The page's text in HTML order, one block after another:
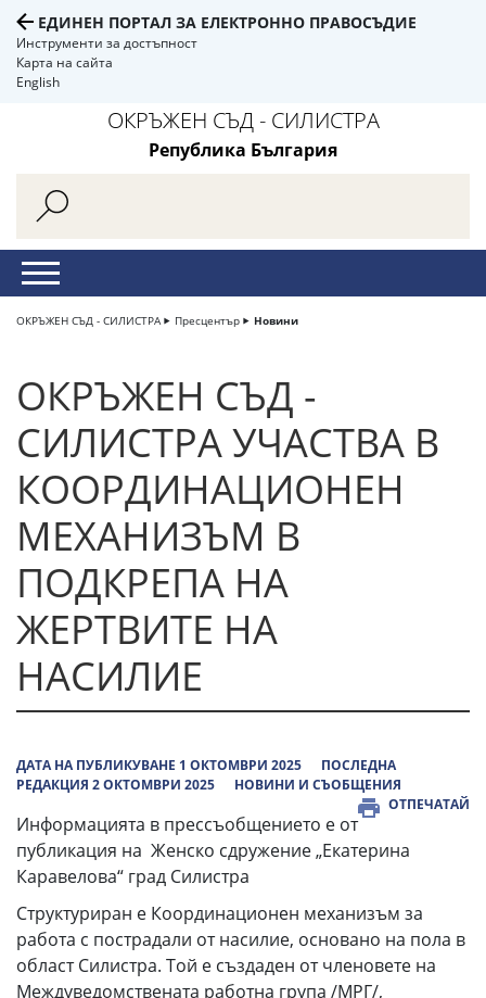
ЕДИНЕН ПОРТАЛ ЗА ЕЛЕКТРОННО ПРАВОСЪДИЕ
Инструменти за достъпност
Карта на сайта
English
ОКРЪЖЕН СЪД - СИЛИСТРА
Република България
ОКРЪЖЕН СЪД - СИЛИСТРА Пресцентър Новини
ОКРЪЖЕН СЪД -
СИЛИСТРА УЧАСТВА В
КООРДИНАЦИОНЕН
МЕХАНИЗЪМ В
ПОДКРЕПА НА
ЖЕРТВИТЕ НА
НАСИЛИЕ
ДАТА НА ПУБЛИКУВАНЕ 1 ОКТОМВРИ 2025
ПОСЛЕДНА
РЕДАКЦИЯ 2 ОКТОМВРИ 2025
НОВИНИ И СЪОБЩЕНИЯ
ОТПЕЧАТАЙ
Информацията в прессъобщението е от
публикация на Женско сдружение „Екатерина
Каравелова“ град Силистра
Структуриран е Координационен механизъм за
работа с пострадали от насилие, основано на пола в
област Силистра. Той е създаден от членовете на
Междуведомствената работна група /МРГ/,